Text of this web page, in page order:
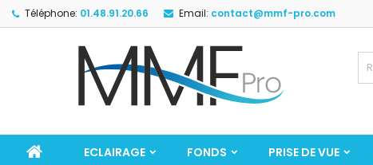
Téléphone: 01.48.91.20.66 Email: contact@mmf-pro.com
ECLAIRAGE FONDS PRISE DE VUE